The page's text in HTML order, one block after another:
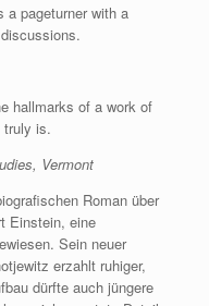
pageturner with a
hallmarks of a work of
truly is.
Vermont
Roman über
Einstein, eine
Sein neuer
erzahlt ruhiger,
dürfte auch jüngere